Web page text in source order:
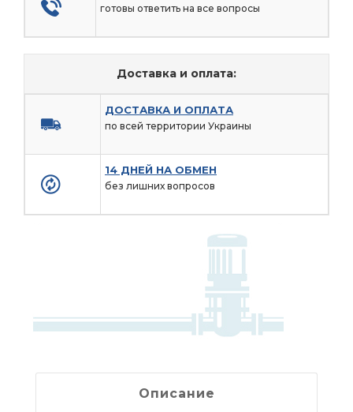
готовы ответить на все вопросы
Доставка и оплата:
ДОСТАВКА И ОПЛАТА
по всей территории Украины
14 ДНЕЙ НА ОБМЕН
без лишних вопросов
Описание